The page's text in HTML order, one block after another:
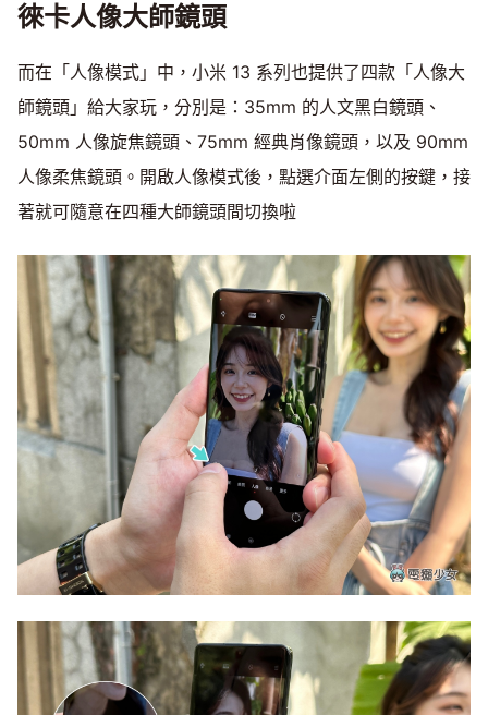
徠卡人像大師鏡頭
而在「人像模式」中，小米 13 系列也提供了四款「人像大
師鏡頭」給大家玩，分別是：35mm 的人文黑白鏡頭、
50mm 人像旋焦鏡頭、75mm 經典肖像鏡頭，以及 90mm
人像柔焦鏡頭。開啟人像模式後，點選介面左側的按鍵，接
著就可隨意在四種大師鏡頭間切換啦